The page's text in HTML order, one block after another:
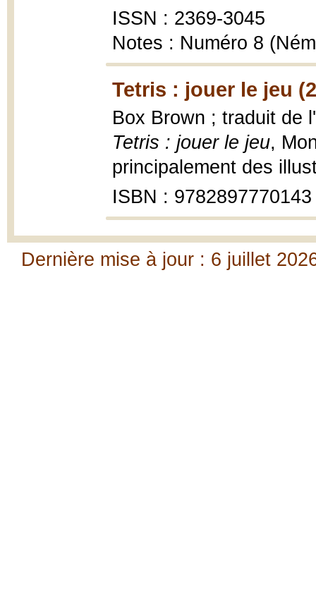
ISSN : 2369-3045
Notes : Numéro 8
Tetris : jouer le jeu
Box Brown ; traduit de
Tetris : jouer le jeu,
principalement des
ISBN : 9782897770143
Dernière mise à jour : 6 juillet